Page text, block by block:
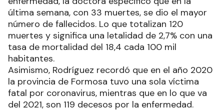
última semana, con 33 muertes, se dio el mayor
número de fallecidos. Lo que totalizan 120
muertes y significa una letalidad de 2,7% con una
tasa de mortalidad del 18,4 cada 100 mil
habitantes.
Asimismo, Rodríguez recordó que en el año 2020
la provincia de Formosa tuvo una sola víctima
fatal por coronavirus, mientras que en lo que va
del 2021, son 119 decesos por la enfermedad.